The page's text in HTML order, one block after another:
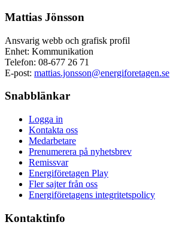
Mattias Jönsson
Ansvarig webb och grafisk profil
Enhet: Kommunikation
Telefon: 08-677 26 71
E-post: mattias.jonsson@energiforetagen.se
Snabblänkar
Logga in
Kontakta oss
Medarbetare
Prenumerera på nyhetsbrev
Remissvar
Energiföretagen Play
Fler sajter från oss
Energiföretagens integritetspolicy
Kontaktinfo